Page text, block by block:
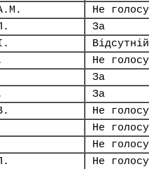
Не
За
Відсутній
Не
За
За
Не
Не
Не
Не